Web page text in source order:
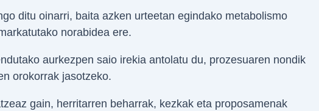
ditu oinarri, baita azken urteetan egindako metabolismo
norabidea ere.
aurkezpen saio irekia antolatu du, prozesuaren nondik
orokorrak jasotzeko.
gain, herritarren beharrak, kezkak eta proposamenak